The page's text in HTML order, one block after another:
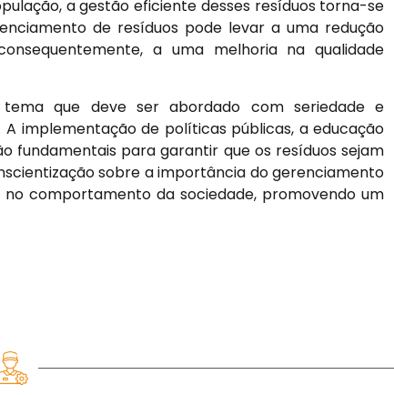
a gestão eficiente desses resíduos torna-se
de resíduos pode levar a uma redução
a uma melhoria na qualidade
que deve ser abordado com seriedade e
implementação de políticas públicas, a educação
fundamentais para garantir que os resíduos sejam
sobre a importância do gerenciamento
comportamento da sociedade, promovendo um